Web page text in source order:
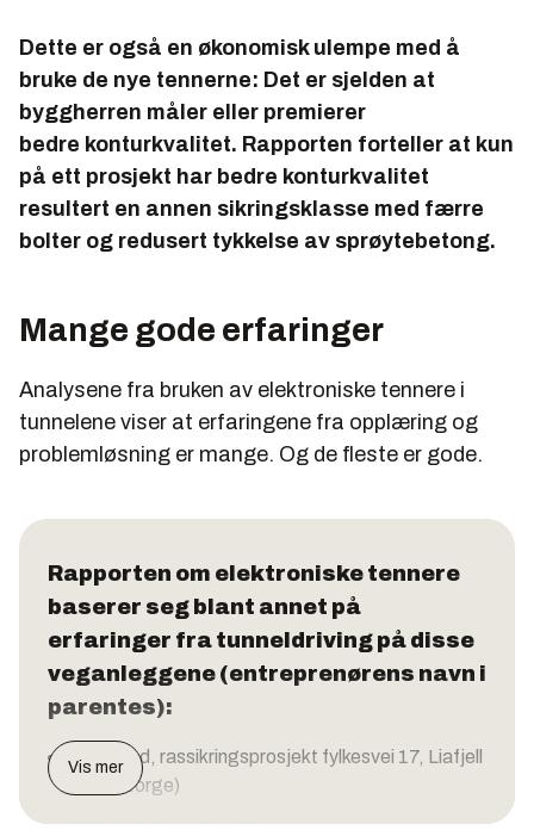
Dette er også en økonomisk ulempe med å
bruke de nye tennerne: Det er sjelden at
byggherren måler eller premierer
bedre konturkvalitet. Rapporten forteller at kun
på ett prosjekt har bedre konturkvalitet
resultert en annen sikringsklasse med færre
bolter og redusert tykkelse av sprøytebetong.
Mange gode erfaringer
Analysene fra bruken av elektroniske tennere i
tunnelene viser at erfaringene fra opplæring og
problemløsning er mange. Og de fleste er gode.
Rapporten om elektroniske tennere
baserer seg blant annet på
erfaringer fra tunneldriving på disse
veganleggene (entreprenørens navn i
parentes):
Aldersund, rassikringsprosjekt fylkesvei 17, Liafjell
(PNC Norge)
Vis mer